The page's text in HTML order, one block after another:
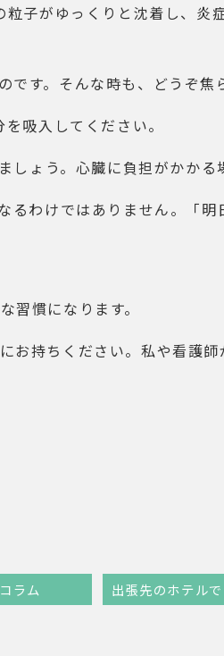
子がゆっくりと沈着し、炎
す。そんな時も、どうぞ焦
吸入してください。
ょう。心臓に負担がかかる
るわけではありません。「
慣になります。
持ちください。私や看護
ラム